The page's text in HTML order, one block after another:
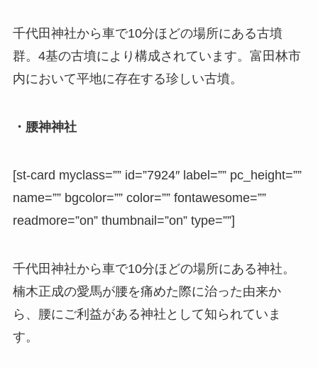
千代田神社から車で10分ほどの場所にある古墳
群。4基の古墳により構成されています。富田林市
内において平地に存在する珍しい古墳。
・腰神神社
[st-card myclass=”” id=”7924″ label=”” pc_height=””
name=”” bgcolor=”” color=”” fontawesome=””
readmore=”on” thumbnail=”on” type=””]
千代田神社から車で10分ほどの場所にある神社。
楠木正成の愛馬が腰を痛めた際に治った由来か
ら、腰にご利益がある神社として知られていま
す。